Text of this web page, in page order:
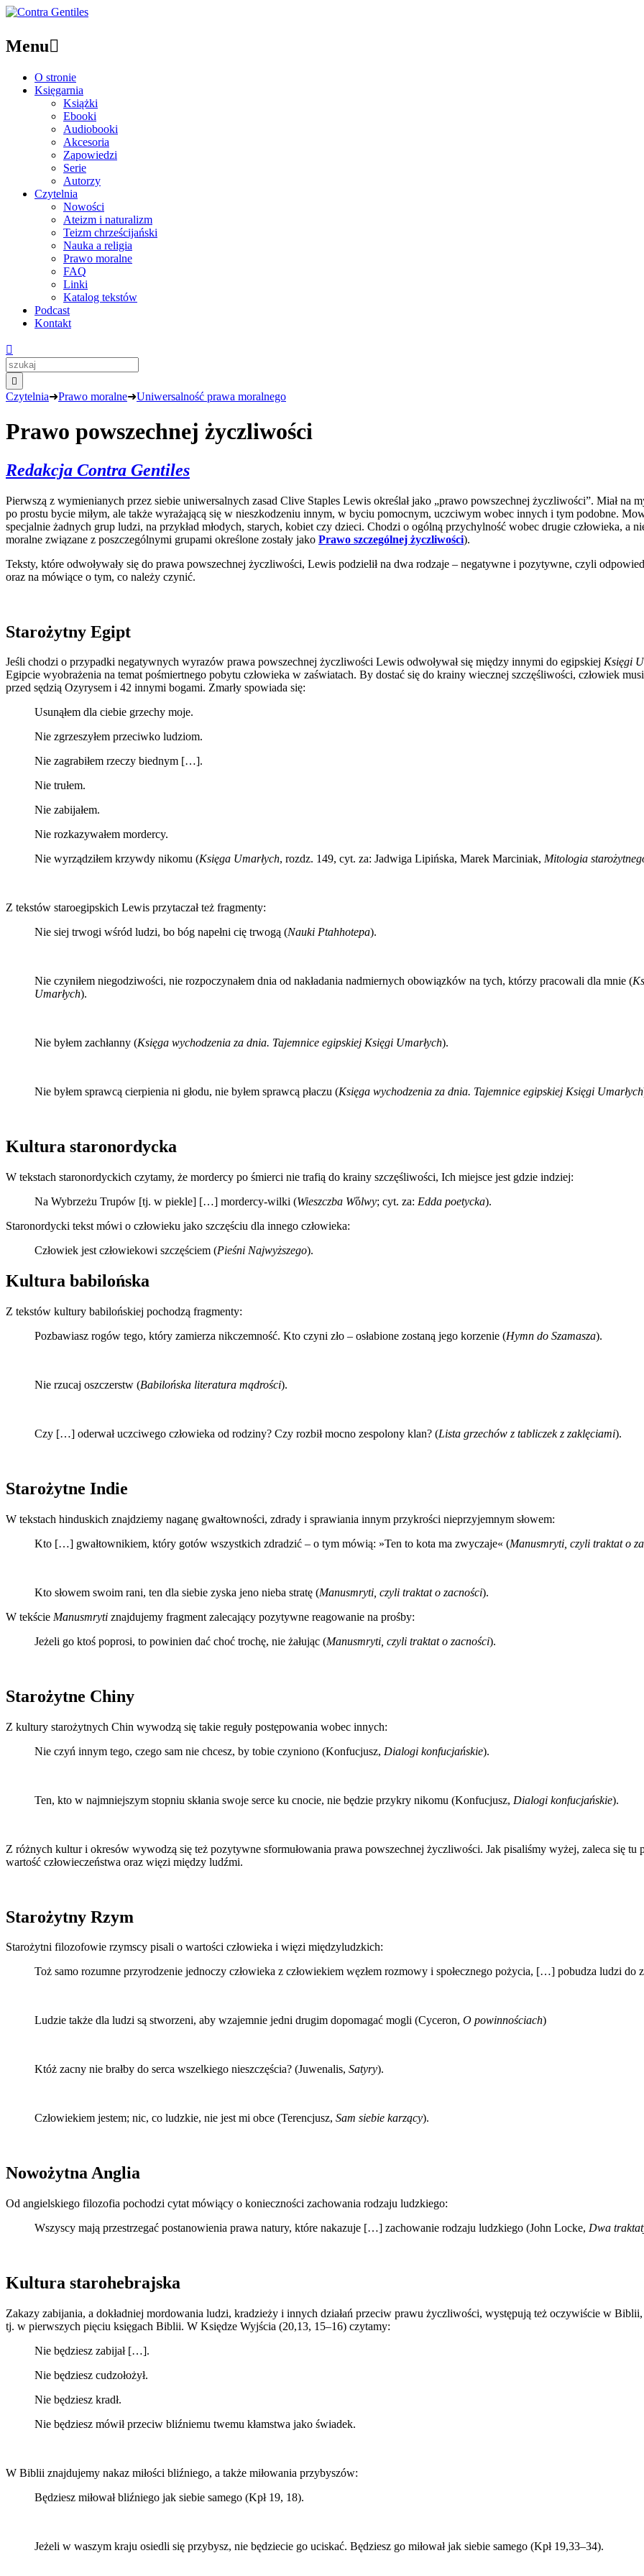
Menu
O stronie
Księgarnia
Książki
Ebooki
Audiobooki
Akcesoria
Zapowiedzi
Serie
Autorzy
Czytelnia
Nowości
Ateizm i naturalizm
Teizm chrześcijański
Nauka a religia
Prawo moralne
FAQ
Linki
Katalog tekstów
Podcast
Kontakt


Czytelnia➜Prawo moralne➜Uniwersalność prawa moralnego
Prawo powszechnej życzliwości
Redakcja Contra Gentiles
Pierwszą z wymienianych przez siebie uniwersalnych zasad Clive Staples Lewis określał jako „prawo powszechnej życzliwości”. Miał
po prostu bycie miłym, ale także wyrażającą się w nieszkodzeniu innym, w byciu pomocnym, uczciwym wobec innych i tym podobne.
specjalnie żadnych grup ludzi, na przykład młodych, starych, kobiet czy dzieci. Chodzi o ogólną przychylność wobec drugie człowieka, a
moralne związane z poszczególnymi grupami określone zostały jako Prawo szczególnej życzliwości).
Teksty, które odwoływały się do prawa powszechnej życzliwości, Lewis podzielił na dwa rodzaje – negatywne i pozytywne, czyli
oraz na mówiące o tym, co należy czynić.
Starożytny Egipt
Jeśli chodzi o przypadki negatywnych wyrazów prawa powszechnej życzliwości Lewis odwoływał się między innymi do egipskiej Księgi
Egipcie wyobrażenia na temat pośmiertnego pobytu człowieka w zaświatach. By dostać się do krainy wiecznej szczęśliwości, człowiek
przed sędzią Ozyrysem i 42 innymi bogami. Zmarły spowiada się:
Usunąłem dla ciebie grzechy moje.
Nie zgrzeszyłem przeciwko ludziom.
Nie zagrabiłem rzeczy biednym […].
Nie trułem.
Nie zabijałem.
Nie rozkazywałem mordercy.
Nie wyrządziłem krzywdy nikomu (Księga Umarłych, rozdz. 149, cyt. za: Jadwiga Lipińska, Marek Marciniak, Mitologia
Z tekstów staroegipskich Lewis przytaczał też fragmenty:
Nie siej trwogi wśród ludzi, bo bóg napełni cię trwogą (Nauki Ptahhotepa).
Nie czyniłem niegodziwości, nie rozpoczynałem dnia od nakładania nadmiernych obowiązków na tych, którzy pracowali dla mnie (
Umarłych).
Nie byłem zachłanny (Księga wychodzenia za dnia. Tajemnice egipskiej Księgi Umarłych).
Nie byłem sprawcą cierpienia ni głodu, nie byłem sprawcą płaczu (Księga wychodzenia za dnia. Tajemnice egipskiej Księgi Umarłych
Kultura staronordycka
W tekstach staronordyckich czytamy, że mordercy po śmierci nie trafią do krainy szczęśliwości, Ich miejsce jest gdzie indziej:
Na Wybrzeżu Trupów [tj. w piekle] […] mordercy-wilki (Wieszczba Wὅlwy; cyt. za: Edda poetycka).
Staronordycki tekst mówi o człowieku jako szczęściu dla innego człowieka:
Człowiek jest człowiekowi szczęściem (Pieśni Najwyższego).
Kultura babilońska
Z tekstów kultury babilońskiej pochodzą fragmenty:
Pozbawiasz rogów tego, który zamierza nikczemność. Kto czyni zło – osłabione zostaną jego korzenie (Hymn do Szamasza).
Nie rzucaj oszczerstw (Babilońska literatura mądrości).
Czy […] oderwał uczciwego człowieka od rodziny? Czy rozbił mocno zespolony klan? (Lista grzechów z tabliczek z zaklęciami).
Starożytne Indie
W tekstach hinduskich znajdziemy naganę gwałtowności, zdrady i sprawiania innym przykrości nieprzyjemnym słowem:
Kto […] gwałtownikiem, który gotów wszystkich zdradzić ‒ o tym mówią: »Ten to kota ma zwyczaje« (Manusmryti, czyli traktat o
Kto słowem swoim rani, ten dla siebie zyska jeno nieba stratę (Manusmryti, czyli traktat o zacności).
W tekście Manusmryti znajdujemy fragment zalecający pozytywne reagowanie na prośby:
Jeżeli go ktoś poprosi, to powinien dać choć trochę, nie żałując (Manusmryti, czyli traktat o zacności).
Starożytne Chiny
Z kultury starożytnych Chin wywodzą się takie reguły postępowania wobec innych:
Nie czyń innym tego, czego sam nie chcesz, by tobie czyniono (Konfucjusz, Dialogi konfucjańskie).
Ten, kto w najmniejszym stopniu skłania swoje serce ku cnocie, nie będzie przykry nikomu (Konfucjusz, Dialogi konfucjańskie).
Z różnych kultur i okresów wywodzą się też pozytywne sformułowania prawa powszechnej życzliwości. Jak pisaliśmy wyżej, zaleca się
wartość człowieczeństwa oraz więzi między ludźmi.
Starożytny Rzym
Starożytni filozofowie rzymscy pisali o wartości człowieka i więzi międzyludzkich:
Toż samo rozumne przyrodzenie jednoczy człowieka z człowiekiem węzłem rozmowy i społecznego pożycia, […] pobudza ludzi do
Ludzie także dla ludzi są stworzeni, aby wzajemnie jedni drugim dopomagać mogli (Cyceron, O powinnościach)
Któż zacny nie brałby do serca wszelkiego nieszczęścia? (Juwenalis, Satyry).
Człowiekiem jestem; nic, co ludzkie, nie jest mi obce (Terencjusz, Sam siebie karzący).
Nowożytna Anglia
Od angielskiego filozofia pochodzi cytat mówiący o konieczności zachowania rodzaju ludzkiego:
Wszyscy mają przestrzegać postanowienia prawa natury, które nakazuje […] zachowanie rodzaju ludzkiego (John Locke, Dwa
Kultura starohebrajska
Zakazy zabijania, a dokładniej mordowania ludzi, kradzieży i innych działań przeciw prawu życzliwości, występują też oczywiście w
tj. w pierwszych pięciu księgach Biblii. W Księdze Wyjścia (20,13, 15‒16) czytamy:
Nie będziesz zabijał […].
Nie będziesz cudzołożył.
Nie będziesz kradł.
Nie będziesz mówił przeciw bliźniemu twemu kłamstwa jako świadek.
W Biblii znajdujemy nakaz miłości bliźniego, a także miłowania przybyszów:
Będziesz miłował bliźniego jak siebie samego (Kpł 19, 18).
Jeżeli w waszym kraju osiedli się przybysz, nie będziecie go uciskać. Będziesz go miłował jak siebie samego (Kpł 19,33‒34).